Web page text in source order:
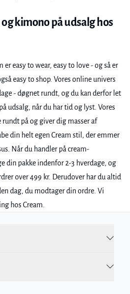
kimono på udsalg hos
er easy to wear, easy to love - og så er
easy to shop. Vores online univers
- døgnet rundt, og du kan derfor let
udsalg, når du har tid og lyst. Vores
på og giver dig masser af
din helt egen Cream stil, der emmer
Når du handler på cream-
din pakke indenfor 2-3 hverdage, og
over 499 kr. Derudover har du altid
dag, du modtager din ordre. Vi
hos Cream.